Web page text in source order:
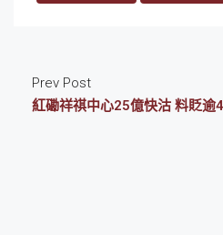
Prev Post
紅磡祥祺中心25億快沽 料貶逾